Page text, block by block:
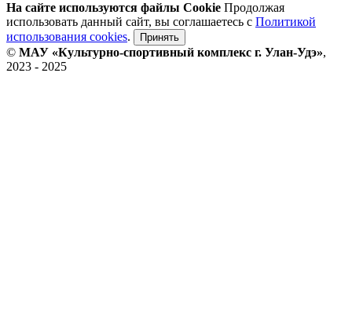
На сайте используются файлы Cookie Продолжая
использовать данный сайт, вы соглашаетесь с Политикой
использования cookies. Принять
© МАУ «Культурно-спортивный комплекс г. Улан-Удэ»,
2023 - 2025